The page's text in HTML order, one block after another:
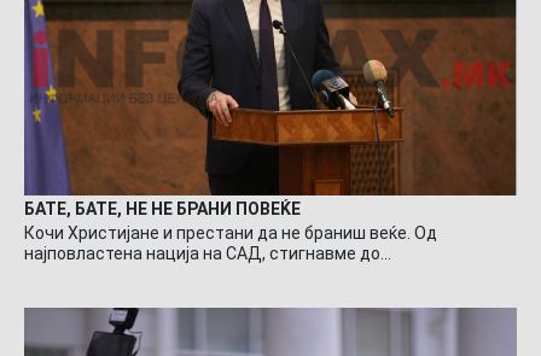
БАТЕ, БАТЕ, НЕ НЕ БРАНИ ПОВЕЌЕ
Кочи Христијане и престани да не браниш веќе. Од
најповластена нација на САД, стигнавме до…